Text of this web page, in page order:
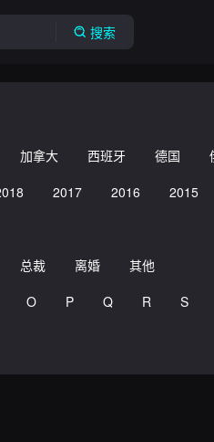
搜索
加拿大 西班牙 德国
2017 2016 2015
总裁 离婚
其他
O P Q R S